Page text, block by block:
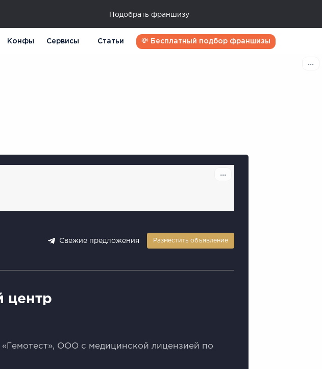
Подобрать франшизу
Конфы Сервисы Статьи 💸 Бесплатный подбор франшизы
Свежие предложения Разместить объявление
центр
OОO с медицинскoй лицeнзией по